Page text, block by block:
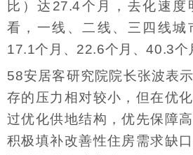
比）达27.4个月，去化速度
看，一线、二线、三四线城
17.1个月、22.6个月、40.3个
58安居客研究院院长张波表
存的压力相对较小，但在优
过优化供地结构，优先保障
积极填补改善性住房需求缺